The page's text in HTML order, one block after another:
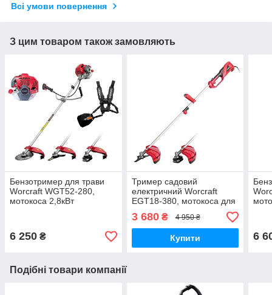
Всі умови повернення
З цим товаром також замовляють
Бензотример для трави
Worcraft WGT52-280,
мотокоса 2,8кВт
6 250 ₴
Тример садовий
електричний Worcraft
EGT18-380, мотокоса для
трави 1,82кВт
3 680₴ 4 950 ₴
Купити 6
Подібні товари компанії